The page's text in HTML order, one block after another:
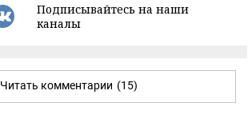
Подписывайтесь на наши
каналы
Читать комментарии (15)